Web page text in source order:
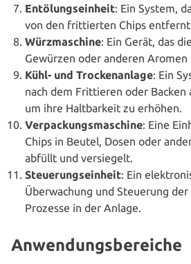
Ent­ölungs­ein­heit: Ein System,
von den frit­tier­ten Chips
Würz­ma­schi­ne: Ein Gerät, das
Gewürzen oder anderen
Kühl- und Tro­cken­an­la­ge: Ein
nach dem Frit­tie­ren oder
um ihre Halt­bar­keit zu erhöhen.
Ver­pa­ckungs­ma­schi­ne: Eine
Chips in Beutel, Dosen oder
abfüllt und versiegelt.
Steue­rungs­ein­heit: Ein
Über­wa­chung und Steuerung
Prozesse in der Anlage.
Anwendungsbereiche